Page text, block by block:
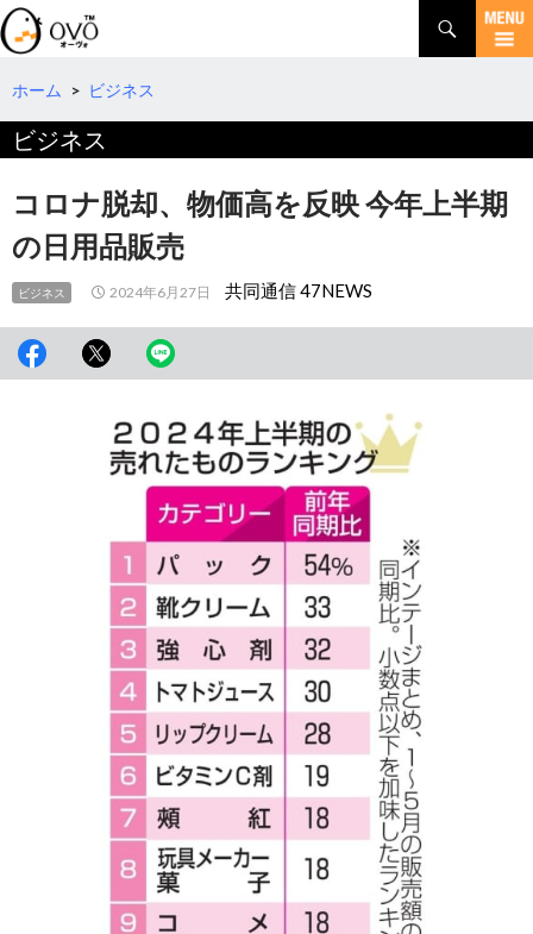
検
索
コ
テ
へ
ホーム > ビジネス
ビジネス
コロナ脱却、物価高を反映 今年上半期
の日用品販売
ビジネス 2024年6月27日 共同通信 47NEWS